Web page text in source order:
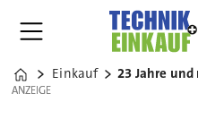
Home
Einkauf 23 Jahre
ANZEIGE
ANZEIGE